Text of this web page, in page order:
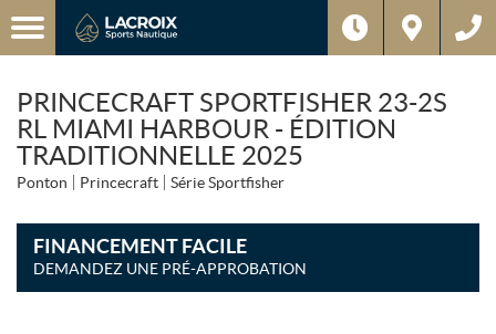
PRINCECRAFT SPORTFISHER 23-2S
RL MIAMI HARBOUR - ÉDITION
TRADITIONNELLE 2025
Ponton Princecraft Série Sportfisher
FINANCEMENT FACILE
DEMANDEZ UNE PRÉ-APPROBATION